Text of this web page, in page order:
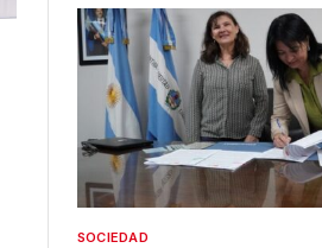
SOCIEDAD